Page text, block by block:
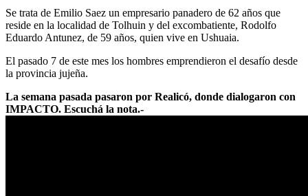
Se trata de Emilio Saez un empresario panadero de 62 años que
reside en la localidad de Tolhuin y del excombatiente, Rodolfo
Eduardo Antunez, de 59 años, quien vive en Ushuaia.
El pasado 7 de este mes los hombres emprendieron el desafío desde
la provincia jujeña.
La semana pasada pasaron por Realicó, donde dialogaron con
IMPACTO. Escuchá la nota.-